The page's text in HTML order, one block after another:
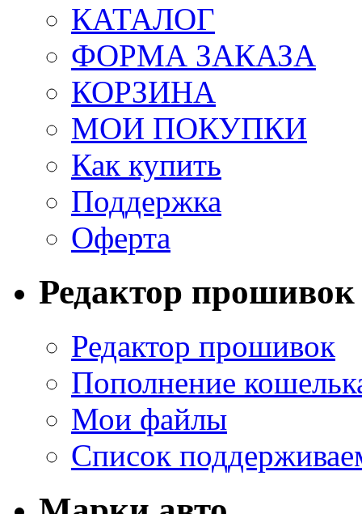
КАТАЛОГ
ФОРМА ЗАКАЗА
КОРЗИНА
МОИ ПОКУПКИ
Как купить
Поддержка
Оферта
Редактор прошивок
Редактор прошивок
Пополнение
Мои файлы
Список